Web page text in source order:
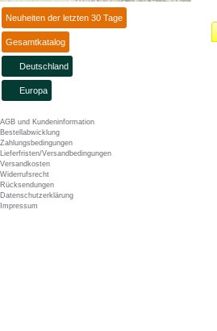
Neuheiten der letzten 30 Tage
Gesamtkatalog
Deutschland
Europa
AGB und Kundeninformation
Bestellabwicklung
Zahlungsbedingungen
Lieferfristen/Versandbedingungen
Versandkosten
Widerrufsrecht
Rücksendungen
Datenschutzerklärung
Impressum